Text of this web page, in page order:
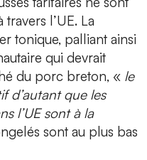
l’UE. La
tonique, palliant ainsi
qui devrait
du porc breton, « le
d’autant que les
l’UE sont à la
sont au plus bas